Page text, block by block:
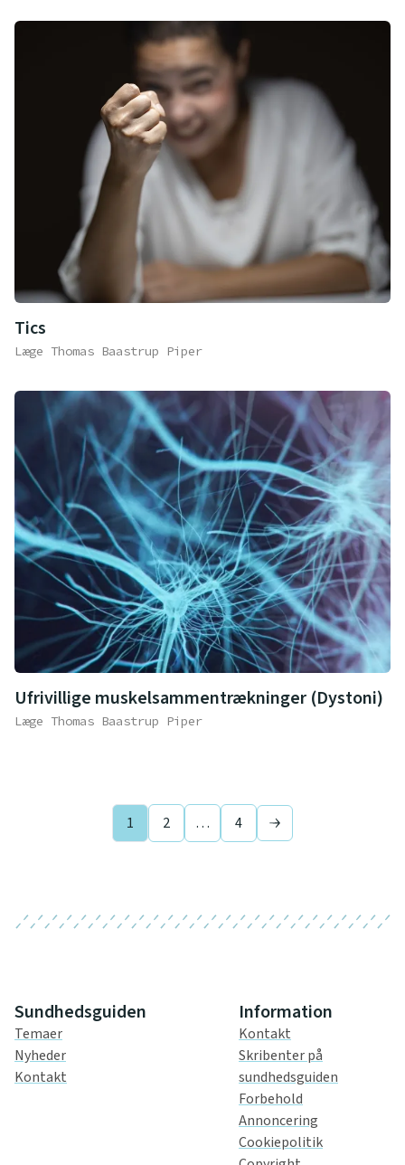
Tics
Læge Thomas Baastrup Piper
Ufrivillige muskelsammentrækninger (Dystoni)
Læge Thomas Baastrup Piper
1 2 … 4 Next page
Sundhedsguiden
Temaer
Nyheder
Kontakt
Information
Kontakt
Skribenter på
sundhedsguiden
Forbehold
Annoncering
Cookiepolitik